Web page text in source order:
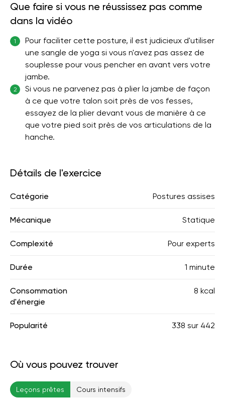
Que faire si vous ne réussissez pas comme
dans la vidéo
1
Pour faciliter cette posture, il est judicieux d'utiliser
une sangle de yoga si vous n'avez pas assez de
souplesse pour vous pencher en avant vers votre
jambe.
2
Si vous ne parvenez pas à plier la jambe de façon
à ce que votre talon soit près de vos fesses,
essayez de la plier devant vous de manière à ce
que votre pied soit près de vos articulations de la
hanche.
Détails de l'exercice
Catégorie Postures assises
Mécanique Statique
Complexité Pour experts
Durée 1 minute
Consommation
d'énergie
8 kcal
Popularité 338 sur 442
Où vous pouvez trouver
Leçons prêtes Cours intensifs